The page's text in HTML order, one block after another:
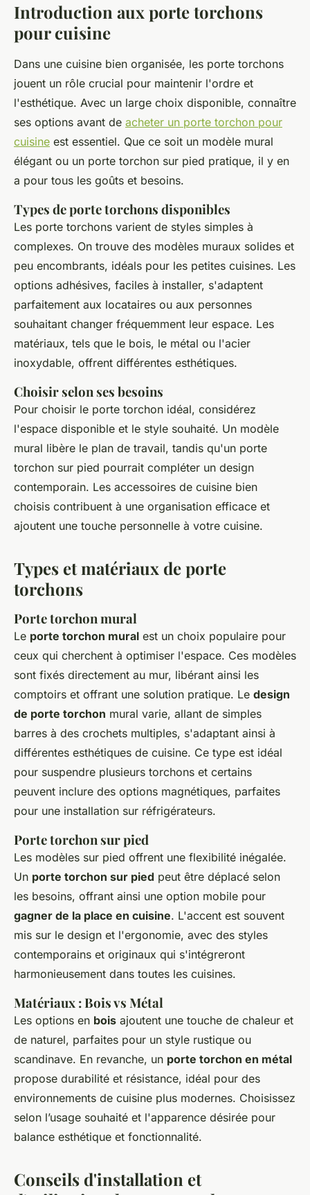
Introduction aux porte torchons
pour cuisine
Dans une cuisine bien organisée, les porte torchons
jouent un rôle crucial pour maintenir l'ordre et
l'esthétique. Avec un large choix disponible, connaître
ses options avant de acheter un porte torchon pour
cuisine est essentiel. Que ce soit un modèle mural
élégant ou un porte torchon sur pied pratique, il y en
a pour tous les goûts et besoins.
Types de porte torchons disponibles
Les porte torchons varient de styles simples à
complexes. On trouve des modèles muraux solides et
peu encombrants, idéals pour les petites cuisines. Les
options adhésives, faciles à installer, s'adaptent
parfaitement aux locataires ou aux personnes
souhaitant changer fréquemment leur espace. Les
matériaux, tels que le bois, le métal ou l'acier
inoxydable, offrent différentes esthétiques.
Choisir selon ses besoins
Pour choisir le porte torchon idéal, considérez
l'espace disponible et le style souhaité. Un modèle
mural libère le plan de travail, tandis qu'un porte
torchon sur pied pourrait compléter un design
contemporain. Les accessoires de cuisine bien
choisis contribuent à une organisation efficace et
ajoutent une touche personnelle à votre cuisine.
Types et matériaux de porte
torchons
Porte torchon mural
Le porte torchon mural est un choix populaire pour
ceux qui cherchent à optimiser l'espace. Ces modèles
sont fixés directement au mur, libérant ainsi les
comptoirs et offrant une solution pratique. Le design
de porte torchon mural varie, allant de simples
barres à des crochets multiples, s'adaptant ainsi à
différentes esthétiques de cuisine. Ce type est idéal
pour suspendre plusieurs torchons et certains
peuvent inclure des options magnétiques, parfaites
pour une installation sur réfrigérateurs.
Porte torchon sur pied
Les modèles sur pied offrent une flexibilité inégalée.
Un porte torchon sur pied peut être déplacé selon
les besoins, offrant ainsi une option mobile pour
gagner de la place en cuisine. L'accent est souvent
mis sur le design et l'ergonomie, avec des styles
contemporains et originaux qui s'intégreront
harmonieusement dans toutes les cuisines.
Matériaux : Bois vs Métal
Les options en bois ajoutent une touche de chaleur et
de naturel, parfaites pour un style rustique ou
scandinave. En revanche, un porte torchon en métal
propose durabilité et résistance, idéal pour des
environnements de cuisine plus modernes. Choisissez
selon l’usage souhaité et l'apparence désirée pour
balance esthétique et fonctionnalité.
Conseils d'installation et